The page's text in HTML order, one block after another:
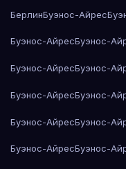
БерлинБуэнос-Айрес
Буэнос-АйресБуэнос-
Буэнос-АйресБуэнос-
Буэнос-АйресБуэнос-
Буэнос-АйресБуэнос-
Буэнос-АйресБуэнос-